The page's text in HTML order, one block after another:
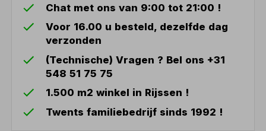
Chat met ons van 9:00 tot 21:00 !
Voor 16.00 u besteld, dezelfde dag
verzonden
(Technische) Vragen ? Bel ons +31
548 51 75 75
1.500 m2 winkel in Rijssen !
Twents familiebedrijf sinds 1992 !